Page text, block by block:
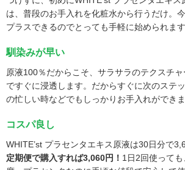
は、普段のお手入れを化粧水から行うだけ。
プラスできるのでとっても手軽に始められます
馴染みが早い
原液100％だからこそ、サラサラのテクスチ
ですぐに浸透します。だからすぐに次のステ
の忙しい時などでもしっかりお手入れができま
コスパ良し
WHITE’st プラセンタエキス原液は30日分で
定期便で購入すれば3,060円！ 1日2回使って